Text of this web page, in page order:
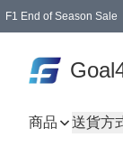
F1 End of Season Sale
商品 送貨方